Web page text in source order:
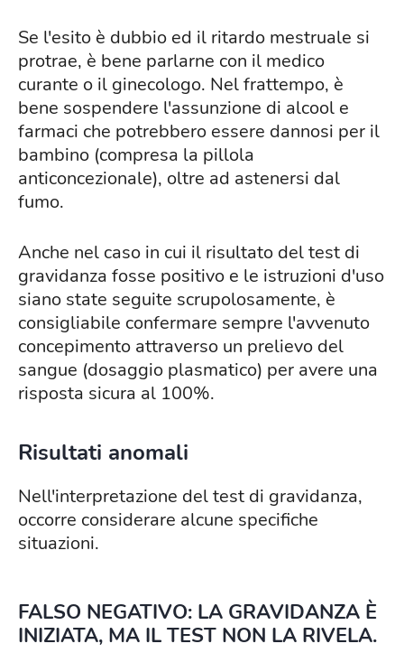
Se l'esito è dubbio ed il ritardo mestruale si
protrae, è bene parlarne con il medico
curante o il ginecologo. Nel frattempo, è
bene sospendere l'assunzione di alcool e
farmaci che potrebbero essere dannosi per il
bambino (compresa la pillola
anticoncezionale), oltre ad astenersi dal
fumo.
Anche nel caso in cui il risultato del test di
gravidanza fosse positivo e le istruzioni d'uso
siano state seguite scrupolosamente, è
consigliabile confermare sempre l'avvenuto
concepimento attraverso un prelievo del
sangue (dosaggio plasmatico) per avere una
risposta sicura al 100%.
Risultati anomali
Nell'interpretazione del test di gravidanza,
occorre considerare alcune specifiche
situazioni.
FALSO NEGATIVO: LA GRAVIDANZA È
INIZIATA, MA IL TEST NON LA RIVELA.